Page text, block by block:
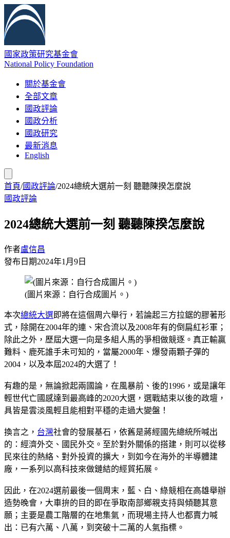
國家政策研究基金會
National Policy Foundation
關於基金會
全部文章
國政評論
國政分析
國政研究
最新消息
English
首頁/國政評論/2024總統大選前一刻 聽聽陳揆怎麼說
國政評論
2024總統大選前一刻 聽聽陳揆怎麼說
作者盧信昌
發布日期2024年1月9日
(圖片來源：自行合成圖片。)
本次總統大選即將在這個周六舉行，若論起三方拉鋸的膠著形
式，除開在2004年的連、宋合流以及2008年有的倒扁紅衫軍；
除此之外，歷屆大選一向是多組人馬的爭相做競逐。真正輸贏
難料、鹿死誰手未可知的，當屬2000年、爆發兩顆子彈的
2004，以及本屆2024的大選了！
有趣的是，無論掀起兩國論，在風暴前、後的1996，或是讓年
輕世代亡國感達到最高峰的2020大選，選戰結束以後的政壇，
具皆是雲淡風輕且能相對平穩的走過大變盤！
換言之， 台灣社會的發展基石，依舊是蔣經國先總統所喊出
的：經濟外交、國民外交。至於對外關係的搭建，則可以從移
民來往的熱絡、對外投資的擴大，到如今在海外的半導體建
廠，一系列以高科技來做鏈結的經貿拓展。
因此，在2024選前最後一個周末，藍、白、綠競相在高雄舉辦
造勢晚會，大車拚的目的即在爭取南部鄉親支持與傾聽其意
願；主要是農工階層的在地集氣，而現場主持人也都賣力喊
出：已有六萬、八萬，到突破十二萬的人氣指標。